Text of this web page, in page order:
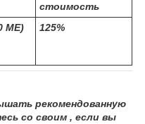
стоимость
МЕ) 125%
рекомендованную
со своим , если вы